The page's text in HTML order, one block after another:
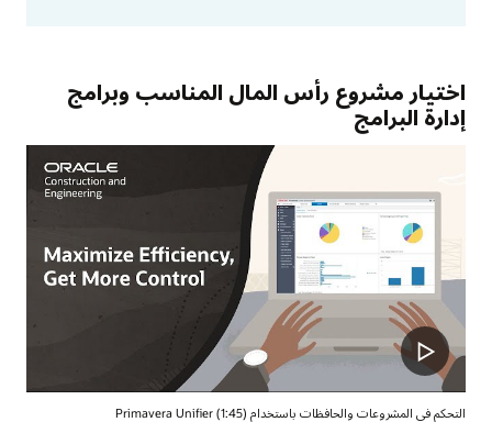
اختيار مشروع رأس المال المناسب وبرامج
إدارة البرامج
التحكم في المشروعات والحافظات باستخدام Primavera Unifier (1:45)